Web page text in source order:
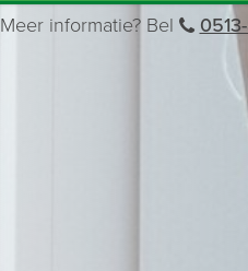
Meer informatie? Bel